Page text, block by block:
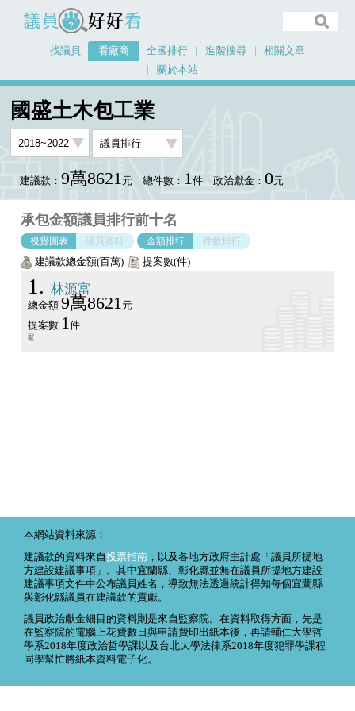
議員好好看
找議員 看廠商 全國排行 進階搜尋
相關文章
關於本站
國盛土木包工業
建議款： 9萬8621元 總件數： 1件 政治獻金： 0元
承包金額議員排行前十名
視覺圖表 議員資料 金額排行 件數排行
建議款總金額(百萬) 提案數(件)
1 林源富
總金額 9萬8621元
提案數 1件
本網站資料來源：
建議款的資料來自投票指南 ，以及各地方政府主計處「議員所提地
方建設建議事項」。其中宜蘭縣、彰化縣並無在議員所提地方建設
建議事項文件中公布議員姓名，導致無法透過統計得知每個宜蘭縣
與彰化縣議員在建議款的貢獻。
議員政治獻金細目的資料則是來自監察院。在資料取得方面，先是
在監察院的電腦上花費數日與申請費印出紙本後，再請輔仁大學哲
學系2018年度政治哲學課以及台北大學法律系2018年度犯罪學課程
同學幫忙將紙本資料電子化。